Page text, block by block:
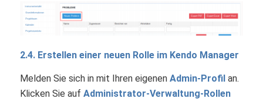
2.4. Erstellen einer neuen Rolle im Kendo Manager
Melden Sie sich in mit Ihren eigenen Admin-Profilan.
Klicken Sie auf Administrator-Verwaltung-Rollen